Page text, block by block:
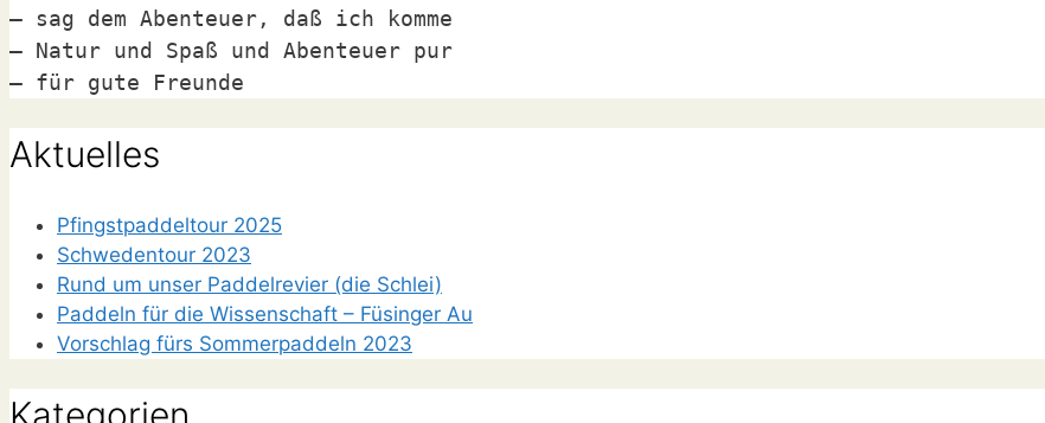
– sag dem Abenteuer, daß ich komme
– Natur und Spaß und Abenteuer pur
– für gute Freunde
Aktuelles
Pfingstpaddeltour 2025
Schwedentour 2023
Rund um unser Paddelrevier (die Schlei)
Paddeln für die Wissenschaft – Füsinger Au
Vorschlag fürs Sommerpaddeln 2023
Kategorien